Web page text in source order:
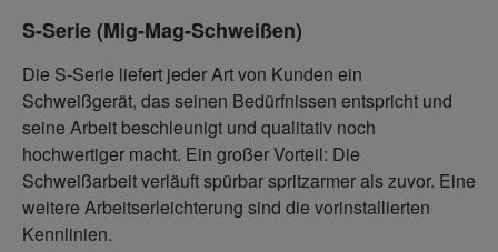
S-Serie (Mig-Mag-Schweißen)
Die S-Serie liefert jeder Art von Kunden ein
Schweißgerät, das seinen Bedürfnissen entspricht und
seine Arbeit beschleunigt und qualitativ noch
hochwertiger macht. Ein großer Vorteil: Die
Schweißarbeit verläuft spürbar spritzarmer als zuvor. Eine
weitere Arbeitserleichterung sind die vorinstallierten
Kennlinien.